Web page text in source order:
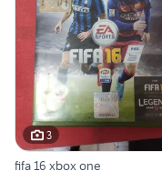
3
fifa 16 xbox one